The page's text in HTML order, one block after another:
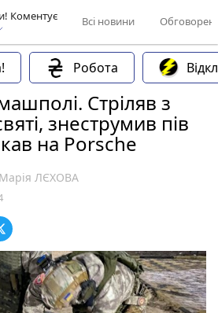
Коментує
Всі новини
Робота
Стріляв з
знеструмив пів
на Porsche
Марія ЛЄХОВА